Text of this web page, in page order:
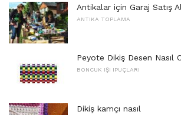
Antikalar için Garaj Satış
ANTIKA TOPLAMA
Peyote Dikiş Desen Nasıl
BONCUK IŞI IPUÇLARI
Dikiş kamçı nasıl